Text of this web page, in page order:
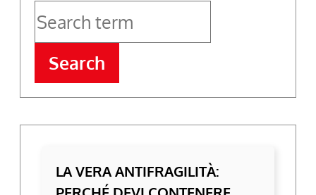
Search
LA VERA ANTIFRAGILITÀ: